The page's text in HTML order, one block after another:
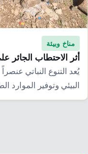
مناخ وبيئة
أثر الاحتطاب الجائر
يُعد التنوع النباتي
البيئي وتوفير الموارد